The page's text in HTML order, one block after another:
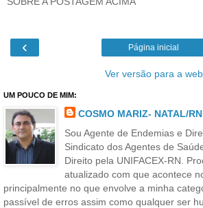
‹ Página inicial
Ver versão para a web
UM POUCO DE MIM:
COSMO MARIZ- NATAL/RN
Sou Agente de Endemias e
Sindicato dos Agentes de
Direito pela UNIFACEX-RN.
atualizado com que acontece
principalmente no que envolve a minha
passível de erros assim como qualquer ser